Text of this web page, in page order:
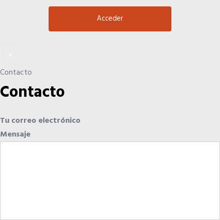
Contacto
Contacto
Tu correo electrónico
Mensaje